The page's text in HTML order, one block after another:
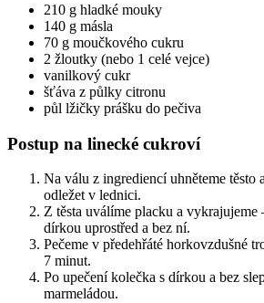
210 g hladké mouky
140 g másla
70 g moučkového cukru
2 žloutky (nebo 1 celé vejce)
vanilkový cukr
šťáva z půlky citronu
půl lžičky prášku do pečiva
Postup na linecké cukroví
Na válu z ingrediencí uhněteme těsto
odležet v lednici.
Z těsta uválíme placku a vykrajujeme
dírkou uprostřed a bez ní.
Pečeme v předehřáté horkovzdušné
7 minut.
Po upečení kolečka s dírkou a bez
marmeládou.